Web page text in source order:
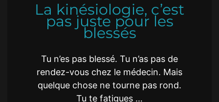
La kinésiologie, c’est
pas juste pour les
blessés
Tu n’es pas blessé. Tu n’as pas de
rendez-vous chez le médecin. Mais
quelque chose ne tourne pas rond.
Tu te fatigues …